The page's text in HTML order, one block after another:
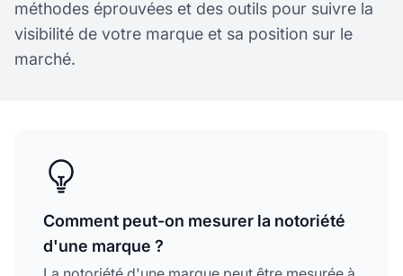
méthodes éprouvées et des outils pour suivre la
visibilité de votre marque et sa position sur le
marché.
Comment peut-on mesurer la notoriété
d'une marque ?